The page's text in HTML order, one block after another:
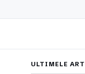
ULTIMELE